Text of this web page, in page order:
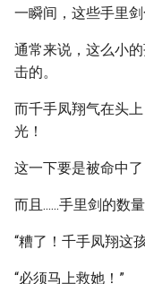
一瞬间，这些手里
通常来说，这么小
击的。
而千手凤翔气在头
光！
这一下要是被命中
而且......手里剑的数
“糟了！千手凤翔这
“必须马上救她！”